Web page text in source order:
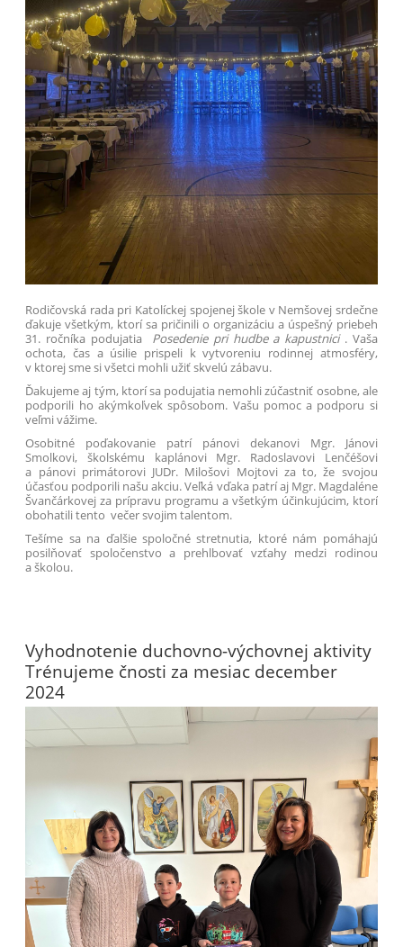
Rodičovská rada pri Katolíckej spojenej škole v Nemšovej srdečne
ďakuje všetkým, ktorí sa pričinili o organizáciu a úspešný priebeh
31. ročníka podujatia Posedenie pri hudbe a kapustnici . Vaša
ochota, čas a úsilie prispeli k vytvoreniu rodinnej atmosféry,
v ktorej sme si všetci mohli užiť skvelú zábavu.
Ďakujeme aj tým, ktorí sa podujatia nemohli zúčastniť osobne, ale
podporili ho akýmkoľvek spôsobom. Vašu pomoc a podporu si
veľmi vážime.
Osobitné poďakovanie patrí pánovi dekanovi Mgr. Jánovi
Smolkovi, školskému kaplánovi Mgr. Radoslavovi Lenčéšovi
a pánovi primátorovi JUDr. Milošovi Mojtovi za to, že svojou
účasťou podporili našu akciu. Veľká vďaka patrí aj Mgr. Magdaléne
Švančárkovej za prípravu programu a všetkým účinkujúcim, ktorí
obohatili tento večer svojim talentom.
Tešíme sa na ďalšie spoločné stretnutia, ktoré nám pomáhajú
posilňovať spoločenstvo a prehlbovať vzťahy medzi rodinou
a školou.
Vyhodnotenie duchovno-výchovnej aktivity
Trénujeme čnosti za mesiac december
2024